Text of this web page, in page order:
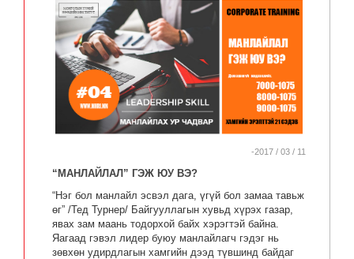
-2017 / 03 / 11
“МАНЛАЙЛАЛ” ГЭЖ ЮУ ВЭ?
“Нэг бол манлайл эсвэл дага, үгүй бол замаа тавьж
өг” /Тед Турнер/ Байгууллагын хувьд хүрэх газар,
явах зам маань тодорхой байх хэрэгтэй байна.
Яагаад гэвэл лидер буюу манлайлагч гэдэг нь
зөвхөн удирдлагын хамгийн дээд түвшинд байдаг